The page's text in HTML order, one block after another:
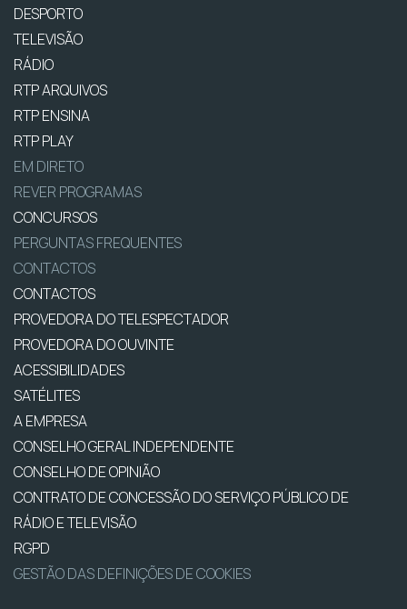
DESPORTO
TELEVISÃO
RÁDIO
RTP ARQUIVOS
RTP ENSINA
RTP PLAY
EM DIRETO
REVER PROGRAMAS
CONCURSOS
PERGUNTAS FREQUENTES
CONTACTOS
CONTACTOS
PROVEDORA DO TELESPECTADOR
PROVEDORA DO OUVINTE
ACESSIBILIDADES
SATÉLITES
A EMPRESA
CONSELHO GERAL INDEPENDENTE
CONSELHO DE OPINIÃO
CONTRATO DE CONCESSÃO DO SERVIÇO PÚBLICO DE
RÁDIO E TELEVISÃO
RGPD
GESTÃO DAS DEFINIÇÕES DE COOKIES